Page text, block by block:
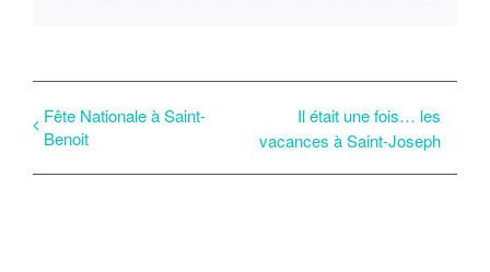
Fête Nationale à Saint-
Benoit
Il était une fois… les
vacances à Saint-Joseph